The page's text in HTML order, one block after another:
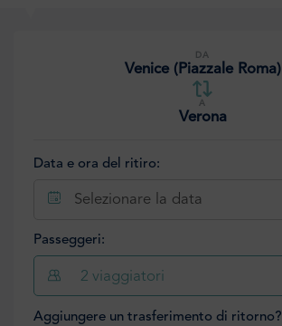
DA
Venice (Piazzale Roma)
A
Verona
Data e ora del ritiro:
Selezionare la data
Passeggeri:
2 viaggiatori
Aggiungere un trasferimento di ritorno?